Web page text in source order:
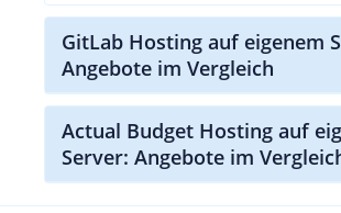
GitLab Hosting auf eigenem
Angebote im Vergleich
Actual Budget Hosting auf
Server: Angebote im